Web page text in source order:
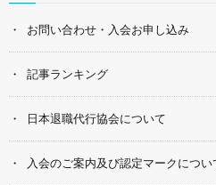
お問い合わせ・入会お申し込み
記事ランキング
日本退職代行協会について
入会のご案内及び認定マークについ